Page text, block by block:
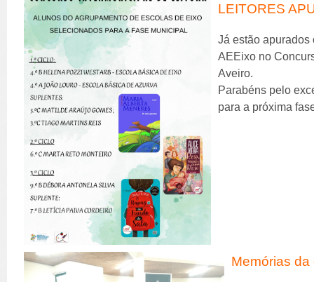
LEITORES
Já estão apurados
AEEixo no
Aveiro.
Parabéns pelo
para a próxima
Memórias